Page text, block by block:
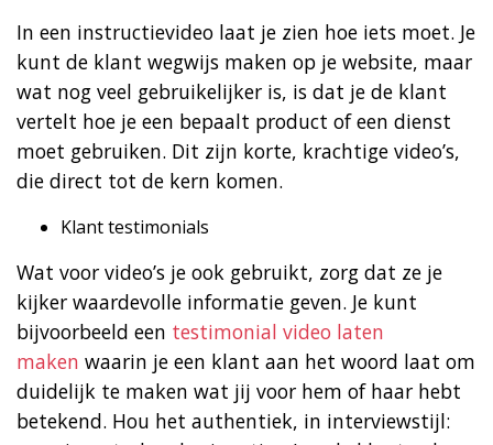
In een instructievideo laat je zien hoe iets moet. Je
kunt de klant wegwijs maken op je website, maar
wat nog veel gebruikelijker is, is dat je de klant
vertelt hoe je een bepaalt product of een dienst
moet gebruiken. Dit zijn korte, krachtige video’s,
die direct tot de kern komen.
Klant testimonials
Wat voor video’s je ook gebruikt, zorg dat ze je
kijker waardevolle informatie geven. Je kunt
bijvoorbeeld een testimonial video laten
maken waarin je een klant aan het woord laat om
duidelijk te maken wat jij voor hem of haar hebt
betekend. Hou het authentiek, in interviewstijl: